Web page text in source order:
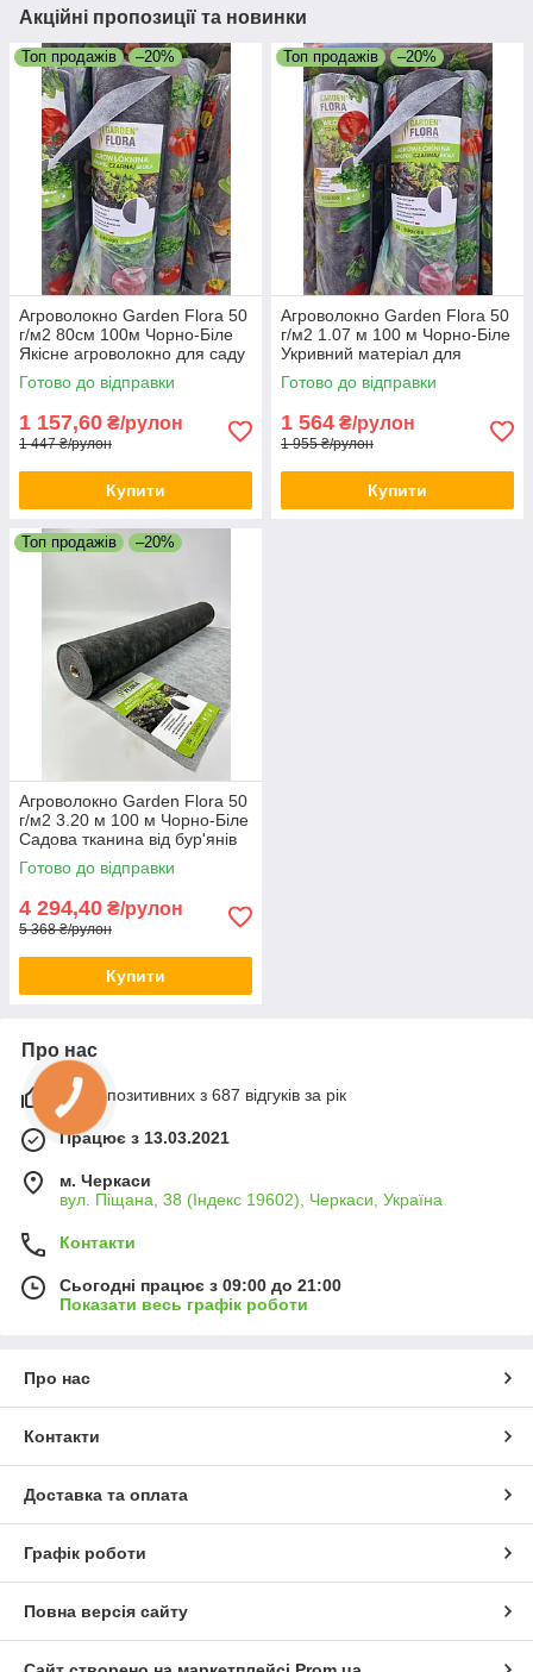
Акційні пропозиції та новинки
Топ продажів –20%
Агроволокно Garden Flora 50
г/м2 80см 100м Чорно-Біле
Якісне агроволокно для саду
та городу
Готово до відправки
1 157,60 ₴/рулон
1 447 ₴/рулон
Купити
Топ продажів –20%
Агроволокно Garden Flora 50
г/м2 1.07 м 100 м Чорно-Біле
Укривний матеріал для
грядок Агрополотно
Готово до відправки
1 564 ₴/рулон
1 955 ₴/рулон
Купити
Топ продажів –20%
Агроволокно Garden Flora 50
г/м2 3.20 м 100 м Чорно-Біле
Садова тканина від бур'янів
Агроволокно для теплиць
Готово до відправки
4 294,40 ₴/рулон
5 368 ₴/рулон
Купити
Про нас
100% позитивних з 687 відгуків за рік
Працює з 13.03.2021
м. Черкаси
вул. Піщана, 38 (Індекс 19602), Черкаси, Україна
Контакти
Сьогодні працює з 09:00 до 21:00
Показати весь графік роботи
Про нас
Контакти
Доставка та оплата
Графік роботи
Повна версія сайту